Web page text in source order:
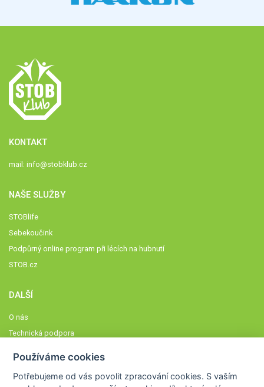
KONTAKT
mail: info@stobklub.cz
NAŠE SLUŽBY
STOBlife
Sebekoučink
Podpůrný online program při lécích na hubnutí
STOB.cz
DALŠÍ
O nás
Technická podpora
Členové STOBklubu
Používáme cookies
Potřebujeme od vás povolit zpracování cookies. S vaším